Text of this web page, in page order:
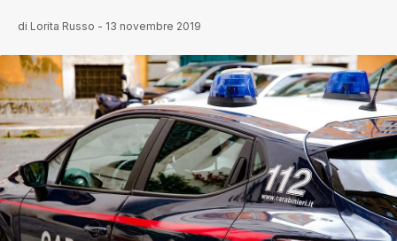
di Lorita Russo - 13 novembre 2019